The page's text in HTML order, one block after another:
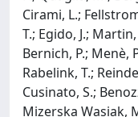
Cirami, L.;
T.; Egido, J.;
Bernich, P.; Menè,
Rabelink, T.;
Cusinato, S.;
Mizerska Wasiak,